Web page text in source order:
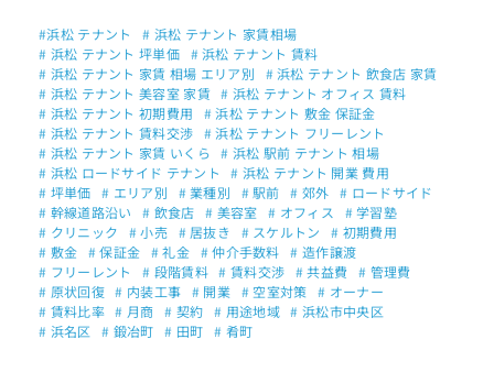
#浜松 テナント
# 浜松 テナント 家賃相場
# 浜松 テナント 坪単価 # 浜松 テナント 賃料
# 浜松 テナント 家賃 相場 エリア別
# 浜松 テナント 飲食店 家賃
# 浜松 テナント 美容室 家賃 # 浜松 テナント オフィス 賃料
# 浜松 テナント 初期費用
# 浜松 テナント 敷金 保証金
# 浜松 テナント 賃料交渉 # 浜松 テナント フリーレント
# 浜松 テナント 家賃 いくら
# 浜松 駅前 テナント 相場
# 浜松 ロードサイド テナント
# 浜松 テナント 開業 費用
# 坪単価 # エリア別 # 業種別 # 駅前 # 郊外 # ロードサイド
# 幹線道路沿い
# 飲食店 # 美容室 # オフィス
# 学習塾
# クリニック
# 小売 # 居抜き # スケルトン
# 初期費用
# 敷金 # 保証金 # 礼金 # 仲介手数料
# 造作譲渡
# フリーレント
# 段階賃料 # 賃料交渉 # 共益費 # 管理費
# 原状回復 # 内装工事 # 開業 # 空室対策 # オーナー
# 賃料比率 # 月商 # 契約 # 用途地域 # 浜松市中央区
# 浜名区
# 鍛冶町 # 田町 # 肴町